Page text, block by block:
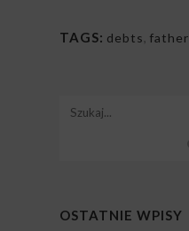
TAGS: debts father
OSTATNIE WPISY